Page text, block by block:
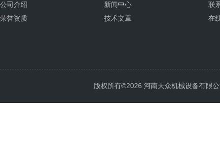
公司介绍
荣誉资质
新闻中心
技术文章
联
在
版权所有©2026 河南天众机械设备有限